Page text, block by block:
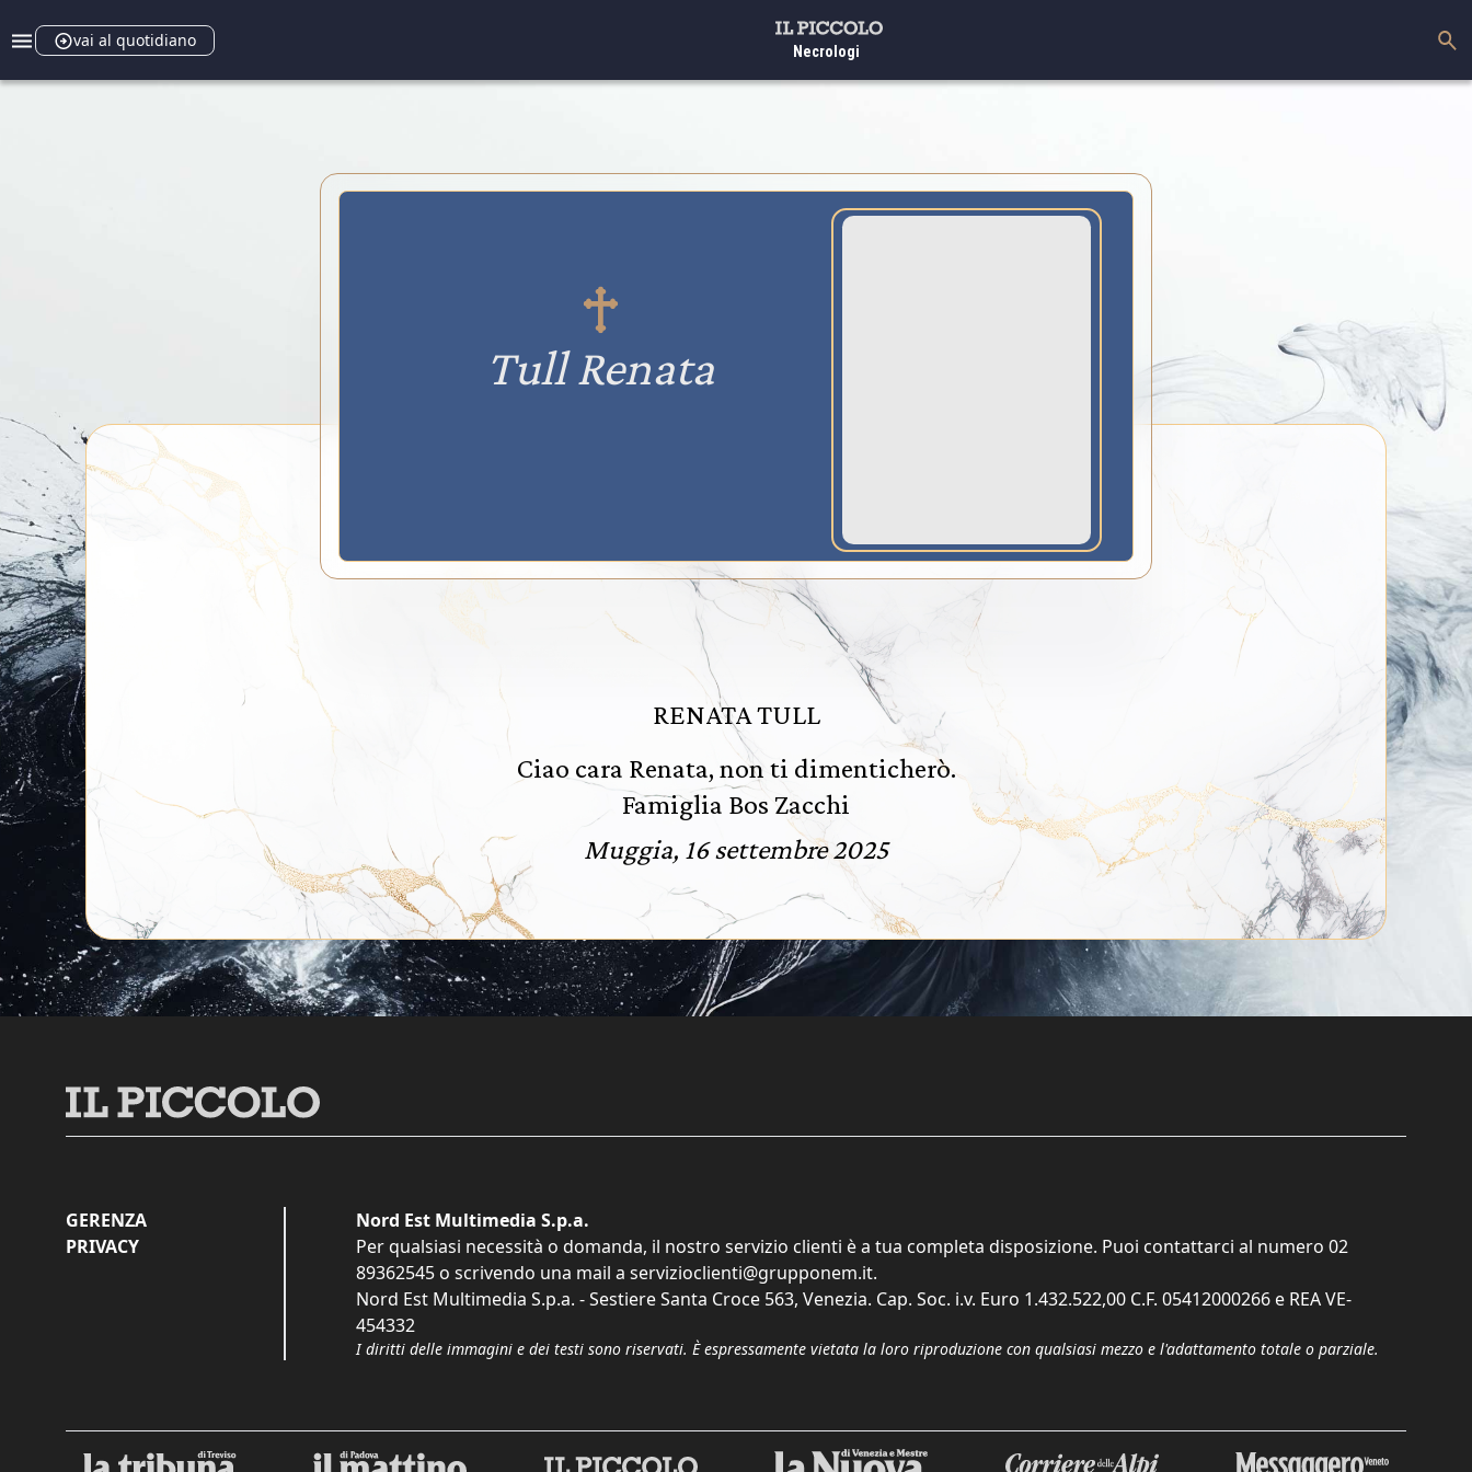
vai al quotidiano
Necrologi
Tull Renata
RENATA TULL
Ciao cara Renata, non ti dimenticherò.
Famiglia Bos Zacchi
Muggia, 16 settembre 2025
GERENZA
PRIVACY
Nord Est Multimedia S.p.a.
Per qualsiasi necessità o domanda, il nostro servizio clienti è a tua completa disposizione. Puoi contattarci al numero 02
89362545 o scrivendo una mail a servizioclienti@grupponem.it.
Nord Est Multimedia S.p.a. - Sestiere Santa Croce 563, Venezia. Cap. Soc. i.v. Euro 1.432.522,00 C.F. 05412000266 e REA VE-
454332
I diritti delle immagini e dei testi sono riservati. È espressamente vietata la loro riproduzione con qualsiasi mezzo e l'adattamento totale o parziale.